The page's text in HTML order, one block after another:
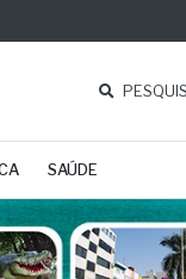
SAÚDE